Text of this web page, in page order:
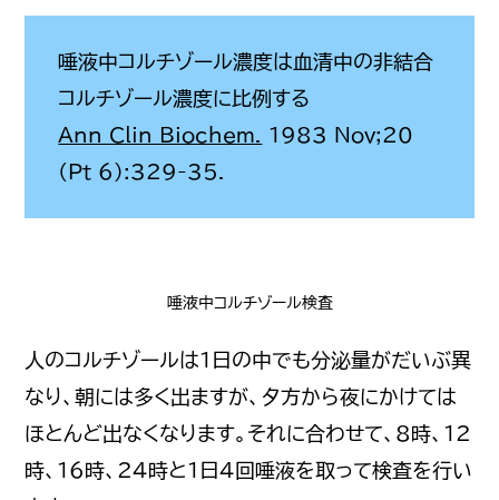
唾液中コルチゾール濃度は血清中の非結合
コルチゾール濃度に比例する
Ann Clin Biochem.
1983 Nov;20
(Pt 6):329-35.
唾液中コルチゾール検査
人のコルチゾールは１日の中でも分泌量がだいぶ異
なり、朝には多く出ますが、夕方から夜にかけては
ほとんど出なくなります。それに合わせて、8時、12
時、16時、24時と１日4回唾液を取って検査を行い